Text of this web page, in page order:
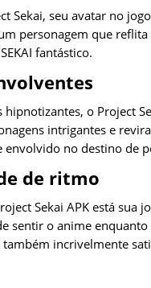
Sekai, seu avatar no
personagem que
fantástico.
o Project
intrigantes e
envolvido no destino de
de ritmo
Sekai APK está sua
sentir o anime
incrivelmente